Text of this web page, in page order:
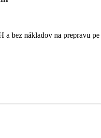
bez nákladov na prepravu pe